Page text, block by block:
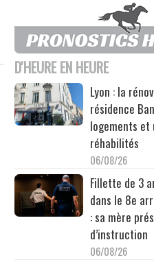
D'HEURE EN HEURE
Lyon : la
résidence
logements et
réhabilités
06/08/26
Fillette de 3
dans le 8e
: sa mère
d’instruction
06/08/26